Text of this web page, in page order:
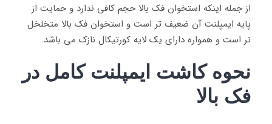
از جمله اینکه استخوان فک بالا حجم کافی ندارد و حمایت از
پایه ایمپلنت آن ضعیف تر است و استخوان فک بالا متخلخل
تر است و همواره دارای یک لایه کورتیکال نازک می باشد.
نحوه کاشت ایمپلنت کامل در
فک بالا